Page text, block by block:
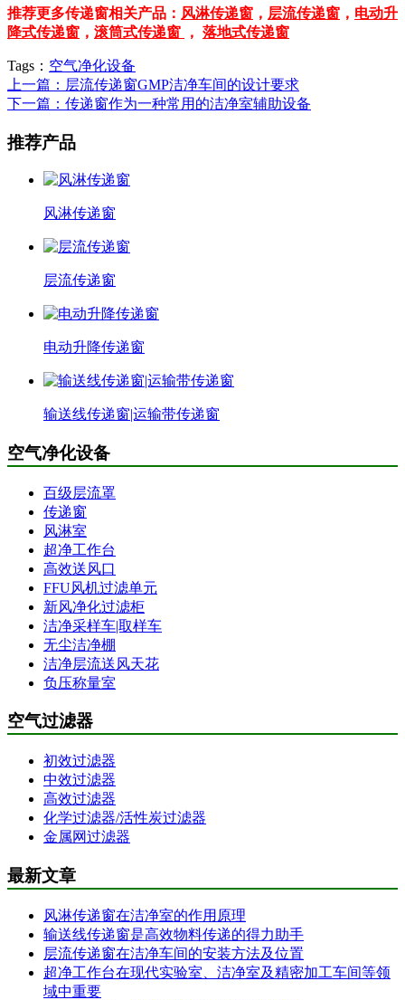
推荐更多传递窗相关产品： 风淋传递窗 ， 层流传递窗 ， 电动升
降式传递窗 ， 滚筒式传递窗 ， 落地式传递窗
Tags： 空气净化设备
上一篇：层流传递窗GMP洁净车间的设计要求
下一篇：传递窗作为一种常用的洁净室辅助设备
推荐产品
风淋传递窗
层流传递窗
电动升降传递窗
输送线传递窗|运输带传递窗
空气净化设备
百级层流罩
传递窗
风淋室
超净工作台
高效送风口
FFU风机过滤单元
新风净化过滤柜
洁净采样车|取样车
无尘洁净棚
洁净层流送风天花
负压称量室
空气过滤器
初效过滤器
中效过滤器
高效过滤器
化学过滤器/活性炭过滤器
金属网过滤器
最新文章
风淋传递窗在洁净室的作用原理
输送线传递窗是高效物料传递的得力助手
层流传递窗在洁净车间的安装方法及位置
超净工作台在现代实验室、洁净室及精密加工车间等领
域中重要